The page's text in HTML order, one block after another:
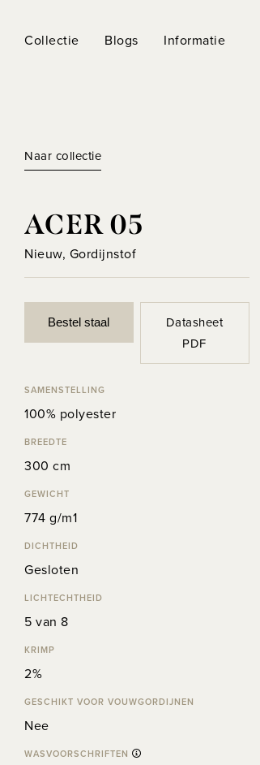
Collectie Blogs Informatie
Naar collectie
ACER 05
Nieuw, Gordijnstof
Bestel staal
Datasheet
PDF
SAMENSTELLING
100% polyester
BREEDTE
300 cm
GEWICHT
774 g/m1
DICHTHEID
Gesloten
LICHTECHTHEID
5 van 8
KRIMP
2%
GESCHIKT VOOR VOUWGORDIJNEN
Nee
WASVOORSCHRIFTEN